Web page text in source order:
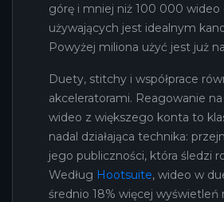
górę i mniej niż 100 000 wideo
używających jest idealnym
Powyżej miliona użyć jest już
Duety, stitchy i współprace
akceleratorami. Reagowanie
wideo z większego konta to
nadal działająca technika:
jego publiczności, która śledzi
Według Hootsuite, wideo w
średnio 18% więcej wyświetleń